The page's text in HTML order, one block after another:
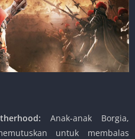
Anak-anak Borgia,
untuk membalas